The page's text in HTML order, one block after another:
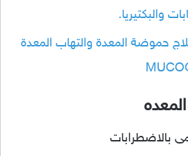
والبكتيريا.
حموضة المعدة والتهاب المعدة
بالاضطرابات